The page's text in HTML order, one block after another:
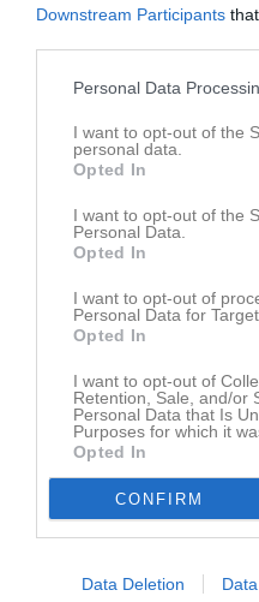
Downstream Participants
Personal Data
I want to opt-out of the
personal data.
Opted In
I want to opt-out of the
Personal Data.
Opted In
I want to opt-out of
Personal Data for
Opted In
I want to opt-out of
Retention, Sale, and/or
Personal Data that Is
Purposes for which it
Opted In
CONFIRM
Data Deletion
Ingen video uppladdad
Logga in och ladda upp ert första klipp
Senast uppdaterade album
Easy basket 2024
Kalender
Inga